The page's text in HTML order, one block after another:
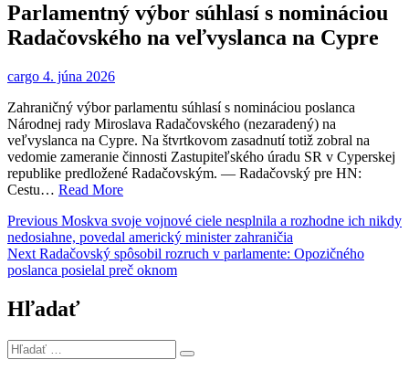
Parlamentný výbor súhlasí s nomináciou
Radačovského na veľvyslanca na Cypre
cargo 4. júna 2026
Zahraničný výbor parlamentu súhlasí s nomináciou poslanca
Národnej rady Miroslava Radačovského (nezaradený) na
veľvyslanca na Cypre. Na štvrtkovom zasadnutí totiž zobral na
vedomie zameranie činnosti Zastupiteľského úradu SR v Cyperskej
republike predložené Radačovským. — Radačovský pre HN:
Cestu… Read More
Navigácia
v
článku
Previous Previous
post:
Moskva svoje vojnové ciele nesplnila a rozhodne ich nikdy
nedosiahne, povedal americký minister zahraničia
Next Next
post:
Radačovský spôsobil rozruch v parlamente: Opozičného
poslanca posielal preč oknom
Hľadať
Hľadať
…